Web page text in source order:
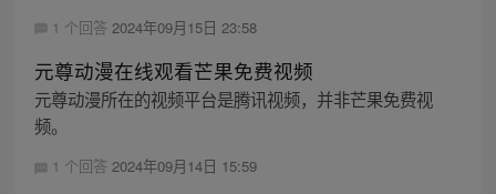
1 个回答 2024年09月15日 23:58
元尊动漫在线观看芒果免费视频
元尊动漫所在的视频平台是腾讯视频，并非芒果免费视
频。
1 个回答 2024年09月14日 15:59